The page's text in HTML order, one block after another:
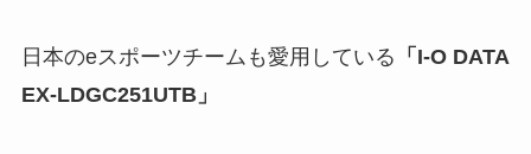
日本のeスポーツチームも愛用している 「I-O DATA
‎EX-LDGC251UTB」